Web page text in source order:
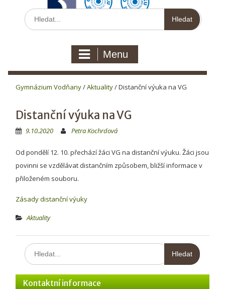
Hledat:
Menu
Gymnázium Vodňany/Aktuality/Distanční výuka na VG
Distanční výuka na VG
9.10.2020 Petra Kochrdová
Od pondělí 12. 10. přechází žáci VG na distanční výuku. Žáci jsou
povinni se vzdělávat distančním způsobem, bližší informace v
přiloženém souboru.
Zásady distanční výuky
Aktuality
Hledat:
Kontaktní informace